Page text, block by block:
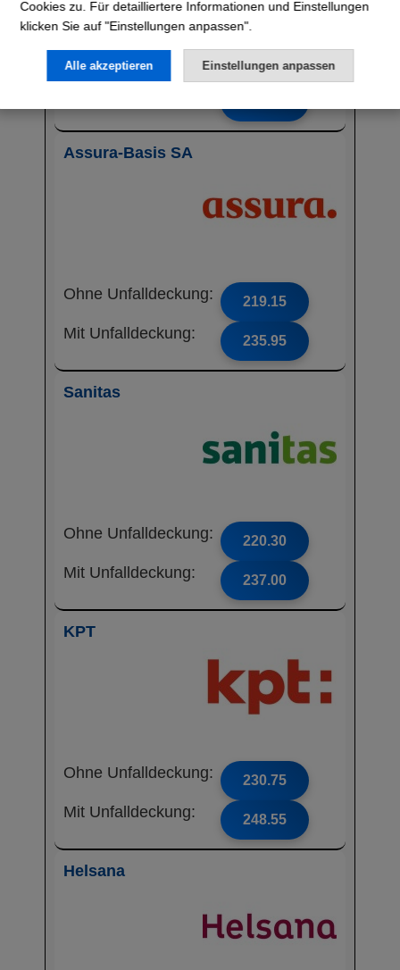
Ohne Unfalldeckung: 215.85
Assura-Basis SA
Ohne Unfalldeckung: 219.15
Mit Unfalldeckung: 235.95
Sanitas
Ohne Unfalldeckung: 220.30
Mit Unfalldeckung: 237.00
KPT
Ohne Unfalldeckung: 230.75
Mit Unfalldeckung: 248.55
Helsana
Cookies zu. Für detailliertere Informationen und Einstellungen
klicken Sie auf "Einstellungen anpassen".
Alle akzeptieren Einstellungen anpassen